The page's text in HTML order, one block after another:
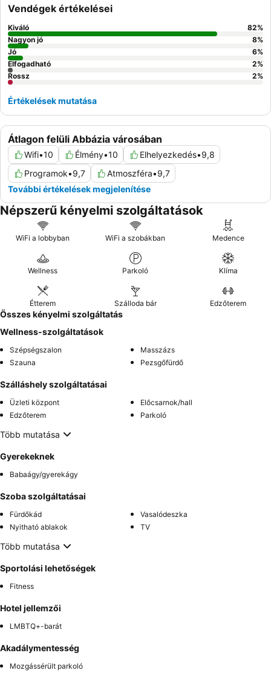
Átlagon felüli Abbázia városában
Wifi•10 Élmény•10 Elhelyezkedés•9,8
Programok•9,7 Atmoszféra•9,7
További értékelések megjelenítése
Vendégek értékelései
Kiváló 82%
Nagyon jó
8%
Jó
6%
Elfogadható
2%
Rossz
2%
Értékelések mutatása
Népszerű kényelmi szolgáltatások
WiFi a lobbyban WiFi a szobákban Medence
Wellness Parkoló Klíma
Étterem Szálloda bár Edzőterem
Összes kényelmi szolgáltatás
Wellness-szolgáltatások
Szépségszalon
Masszázs
Szauna
Pezsgőfürdő
Szálláshely szolgáltatásai
Üzleti központ
Előcsarnok/hall
Edzőterem
Parkoló
Több mutatása
Gyerekeknek
Babaágy/gyerekágy
Szoba szolgáltatásai
Fürdőkád
Vasalódeszka
Nyitható ablakok
TV
Több mutatása
Sportolási lehetőségek
Fitness
Hotel jellemzői
LMBTQ+-barát
Akadálymentesség
Mozgássérült parkoló